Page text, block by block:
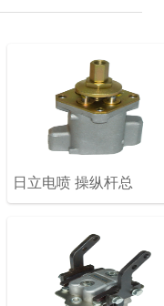
日立电喷 操纵杆总